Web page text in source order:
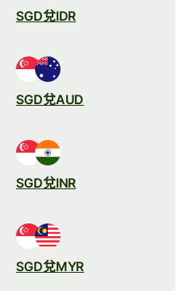
SGD兌IDR
SGD兌AUD
SGD兌INR
SGD兌MYR